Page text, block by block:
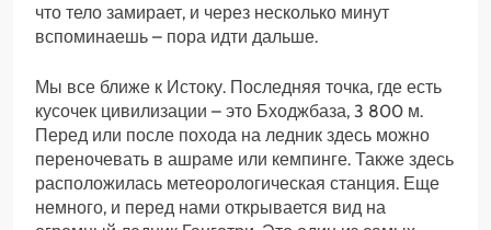
что тело замирает, и через несколько минут
вспоминаешь – пора идти дальше.
Мы все ближе к Истоку. Последняя точка, где есть
кусочек цивилизации – это Бходжбаза, 3 800 м.
Перед или после похода на ледник здесь можно
переночевать в ашраме или кемпинге. Также здесь
расположилась метеорологическая станция. Еще
немного, и перед нами открывается вид на